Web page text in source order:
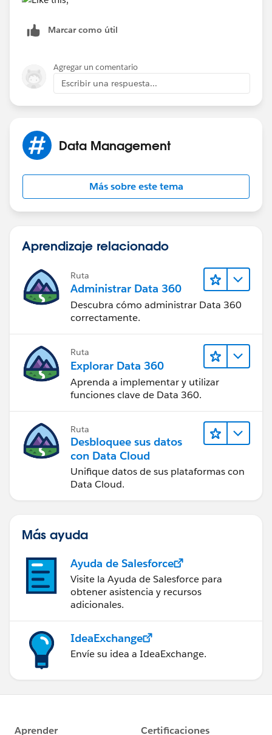
Marcar como útil
Agregar un comentario
Escribir una respuesta...
Data Management
Más sobre este tema
Aprendizaje relacionado
Ruta
Administrar Data 360
Descubra cómo administrar Data 360
correctamente.
Ruta
Explorar Data 360
Aprenda a implementar y utilizar
funciones clave de Data 360.
Ruta
Desbloquee sus datos
con Data Cloud
Unifique datos de sus plataformas con
Data Cloud.
Más ayuda
Ayuda de Salesforce
Visite la Ayuda de Salesforce para
obtener asistencia y recursos
adicionales.
IdeaExchange
Envíe su idea a IdeaExchange.